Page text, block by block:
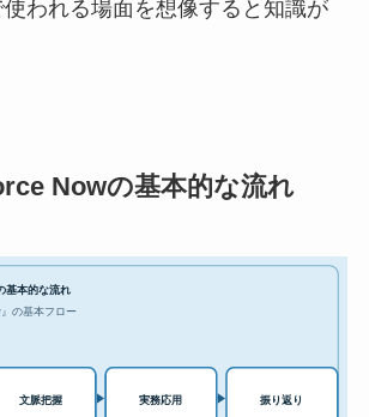
われる場面を想像すると知識が
Nowの基本的な流れ
本的な流れ
の基本フロー
文脈把握 実務応用 振り返り